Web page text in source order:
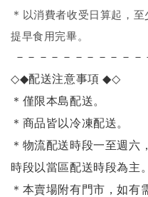
＊ 以消費者收受日算起，
提早食用完畢。
－－－－－－－－－－－
◇◆配送注意事項◆◇
＊僅限本島配送。
＊商品皆以冷凍配送。
＊物流配送時段一至週六
時段以當區配送時段為主。
＊本賣場附有門市，如有